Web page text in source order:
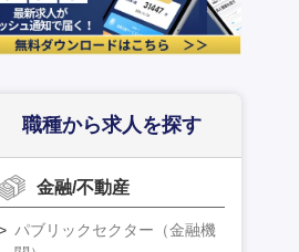
職種から求人を探す
金融/不動産
パブリックセクター（金融機